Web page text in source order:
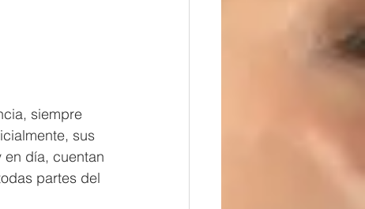
siempre
sus
día, cuentan
partes del